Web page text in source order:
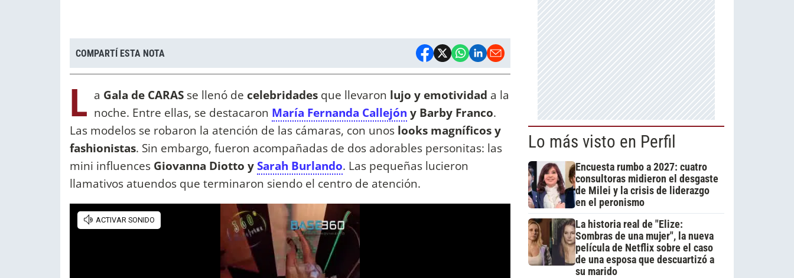
COMPARTÍ ESTA NOTA
L a Gala de CARAS se llenó de celebridades que llevaron lujo y emotividad a la
noche. Entre ellas, se destacaron María Fernanda Callejón y Barby Franco.
Las modelos se robaron la atención de las cámaras, con unos looks magníficos y
fashionistas. Sin embargo, fueron acompañadas de dos adorables personitas: las
mini influences Giovanna Diotto ySarah Burlando. Las pequeñas lucieron
llamativos atuendos que terminaron siendo el centro de atención.
Lo más visto en Perfil
Encuesta rumbo a 2027: cuatro
consultoras midieron el desgaste
de Milei y la crisis de liderazgo
en el peronismo
La historia real de "Elize:
Sombras de una mujer", la nueva
película de Netflix sobre el caso
de una esposa que descuartizó a
su marido